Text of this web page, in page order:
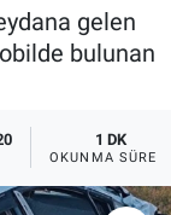
gelen
bulunan
1 DK
OKUNMA SÜRESI